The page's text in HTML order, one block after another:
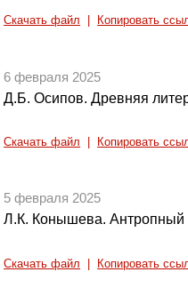
Скачать файл Копировать
6 февраля 2025
Д.Б. Осипов. Древняя
Скачать файл Копировать
5 февраля 2025
Л.К. Конышева. Антропный
Скачать файл Копировать